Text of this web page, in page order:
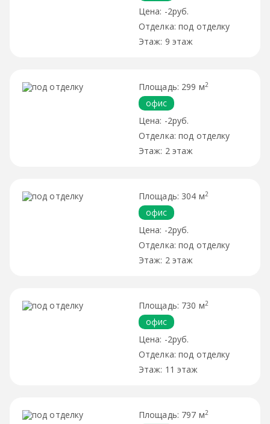
-2руб.
под отделку
9 этаж
299 м2
офис
-2руб.
под отделку
2 этаж
304 м2
офис
-2руб.
под отделку
2 этаж
730 м2
офис
-2руб.
под отделку
11 этаж
797 м2